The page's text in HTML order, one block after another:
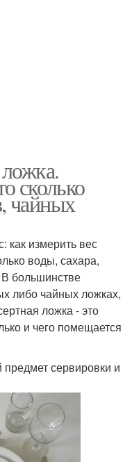
сколько
чайных
как измерить вес
воды, сахара,
большинстве
либо чайных ложках,
ложка - это
и чего помещается
сервировки и